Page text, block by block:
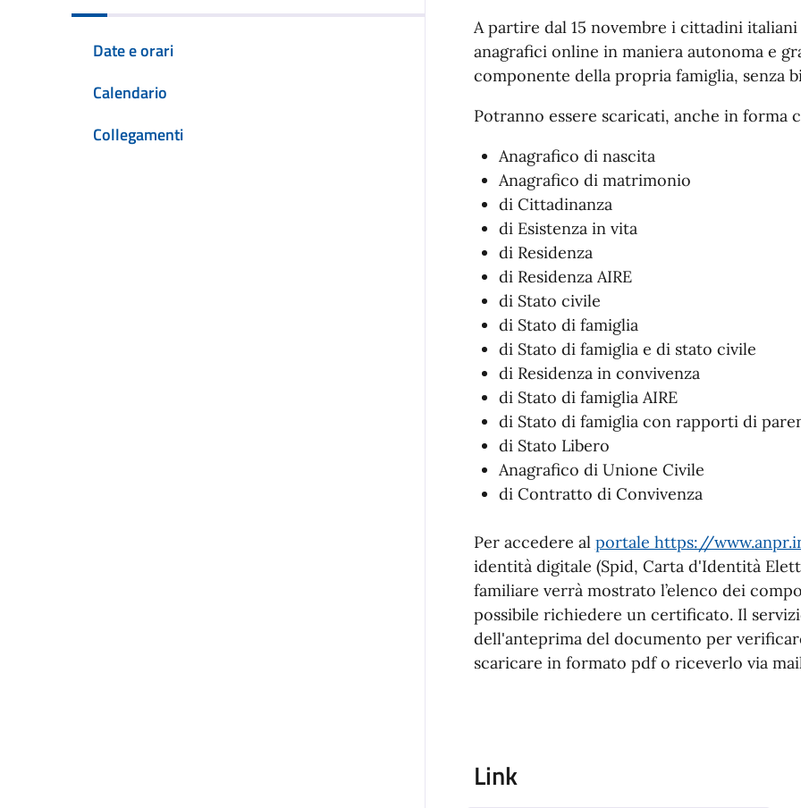
Date e orari
Calendario
Collegamenti
A partire dal 15 novembre i cittadini
anagrafici online in maniera autonoma e
componente della propria famiglia, senza
Potranno essere scaricati, anche in
Anagrafico di nascita
Anagrafico di matrimonio
di Cittadinanza
di Esistenza in vita
di Residenza
di Residenza AIRE
di Stato civile
di Stato di famiglia
di Stato di famiglia e di stato civile
di Residenza in convivenza
di Stato di famiglia AIRE
di Stato di famiglia con rapporti di
di Stato Libero
Anagrafico di Unione Civile
di Contratto di Convivenza
Per accedere al portale https://
identità digitale (Spid, Carta d'Identità
familiare verrà mostrato l’elenco dei
possibile richiedere un certificato. Il
dell'anteprima del documento per
scaricare in formato pdf o riceverlo via
Link